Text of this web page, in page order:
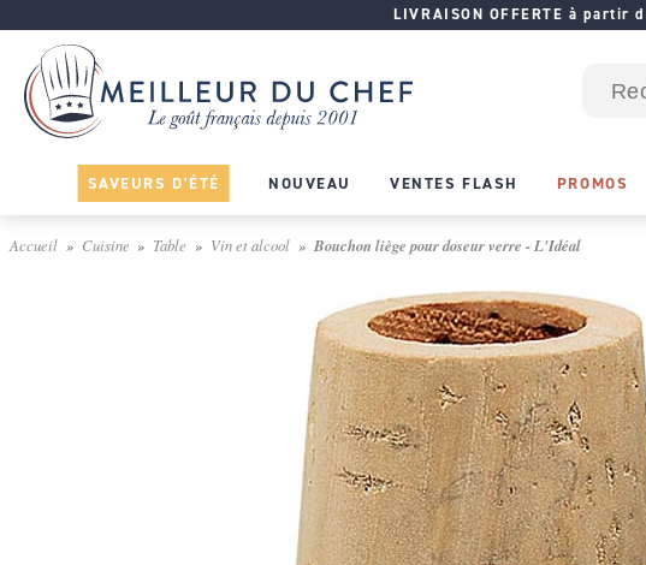
LIVRAISON OFFERTE à partir
SAVEURS D'ÉTÉ NOUVEAU VENTES FLASH PROMOS
Accueil Cuisine Table Vin et alcool Bouchon liège pour doseur verre - L'Idéal